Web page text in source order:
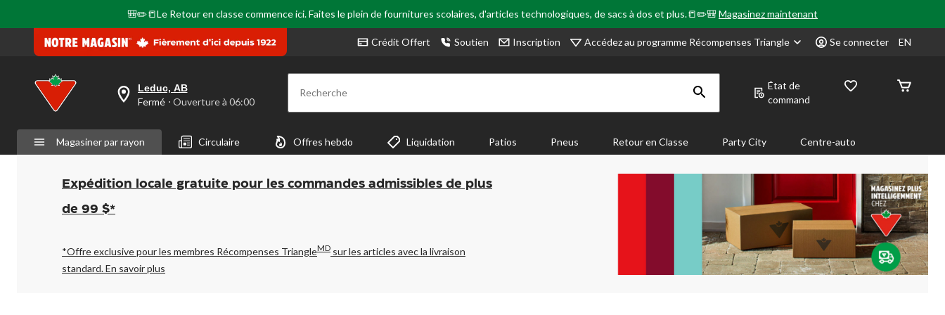
🎒✏️📒Le Retour en classe commence ici. Faites le plein de fournitures scolaires, d'articles technologiques, de sacs à dos et plus.📒✏️🎒Magasinez maintenant
Crédit Offert Soutien Inscription Accédez au programme Récompenses Triangle Se connecter EN
votre
est
Leduc,
AB,
Fermé,
Ouverture
à
pour
changer
Leduc, AB
Fermé ⋅ Ouverture à 06:00 Recherche
État de
command
Magasiner par rayon Circulaire Offres hebdo Liquidation Patios Pneus Retour en Classe Party City Centre-auto
Expédition locale gratuite pour les commandes admissibles de plus
de 99 $*
*Offre exclusive pour les membres Récompenses TriangleMD sur les articles avec la livraison
standard.En savoir plus